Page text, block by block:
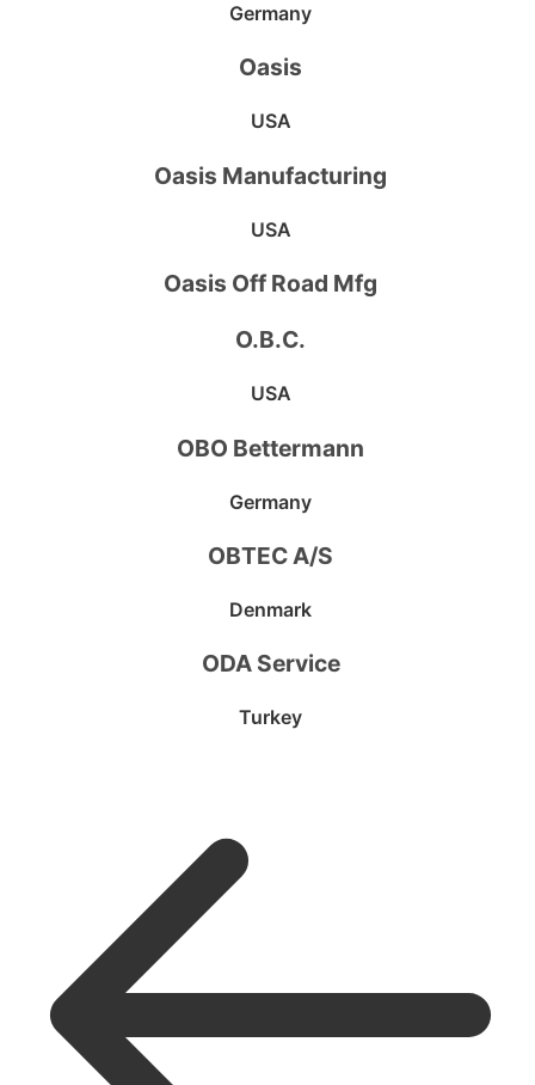
Germany
Oasis
USA
Oasis Manufacturing
USA
Oasis Off Road Mfg
O.B.C.
USA
OBO Bettermann
Germany
OBTEC A/S
Denmark
ODA Service
Turkey